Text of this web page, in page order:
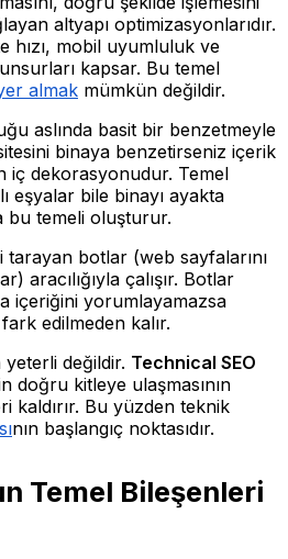
altyapı optimizasyonlarıdır.
hızı, mobil uyumluluk ve
unsurları kapsar. Bu temel
almak mümkün değildir.
aslında basit bir benzetmeyle
binaya benzetirseniz içerik
iç dekorasyonudur. Temel
eşyalar bile binayı ayakta
bu temeli oluşturur.
tarayan botlar (web sayfalarını
aracılığıyla çalışır. Botlar
içeriğini yorumlayamazsa
edilmeden kalır.
yeterli değildir. Technical SEO
doğru kitleye ulaşmasının
kaldırır. Bu yüzden teknik
nın başlangıç noktasıdır.
Temel Bileşenleri